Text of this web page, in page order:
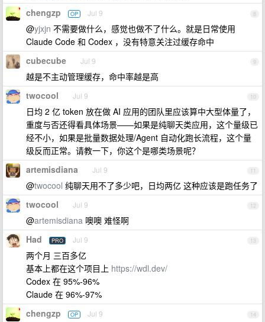
8
chengzp OP Jul 9
@yjxjn 不需要做什么，感觉也做不了什么。就是日常使用
Claude Code 和 Codex ，没有特意关注过缓存命中
9
cubecube Jul 9
越是不主动管理缓存，命中率越是高
10
twocool Jul 9
日均 2 亿 token 放在做 AI 应用的团队里应该算中大型体量了，
重度与否还得看具体场景——如果是纯聊天类应用，这个量级已
经不小，如果是批量数据处理/Agent 自动化跑长流程，这个量
级反而正常。请教一下，你这个是哪类场景呢？
11
artemisdiana Jul 9
@twocool 纯聊天用不了多少吧，日均两亿 这种应该是跑任务了
12
twocool Jul 9
@artemisdiana 噢噢 难怪啊
13
Had PRO Jul 9
两个月 三百多亿
基本上都在这个项目上 https://wdl.dev/
Codex 在 95%-96%
Claude 在 96%-97%
14
chengzp OP Jul 9